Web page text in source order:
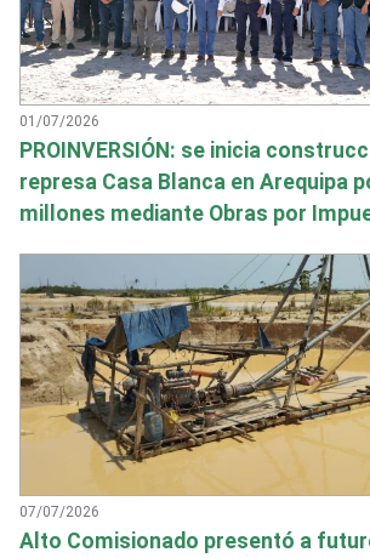
01/07/2026
PROINVERSIÓN: se inicia
represa Casa Blanca en Arequipa
millones mediante Obras por
07/07/2026
Alto Comisionado presentó a